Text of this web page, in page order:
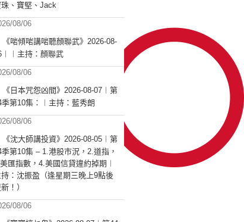
珠、寶堅、Jack
08/06
《啱傾啱講啱聽顏聯武》2026-08-
主持：顏聯武
08/06
《日本咒怨凶間》2026-08-07︱第
季第10集：︱主持：藍秀朗
08/06
《沈大師講投資》2026-08-05︱第
季第10集 – 1.港股市況，2.道指，
匯指數，4.美國信貸違約掉期︱
持：沈振盈（逢星期三晚上9點後
！）
08/06